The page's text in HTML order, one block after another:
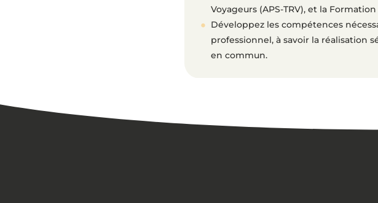
Voyageurs (APS-TRV), et la
Développez les compétences
professionnel, à savoir la réalisation
en commun.